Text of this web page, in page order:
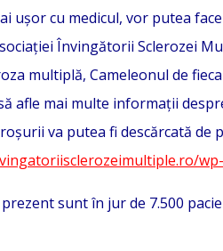
ușor cu medicul, vor putea
Învingătorii Sclerozei
multiplă, Cameleonul de
afle mai multe informații
va putea fi descărcată de
sunt în jur de 7.500